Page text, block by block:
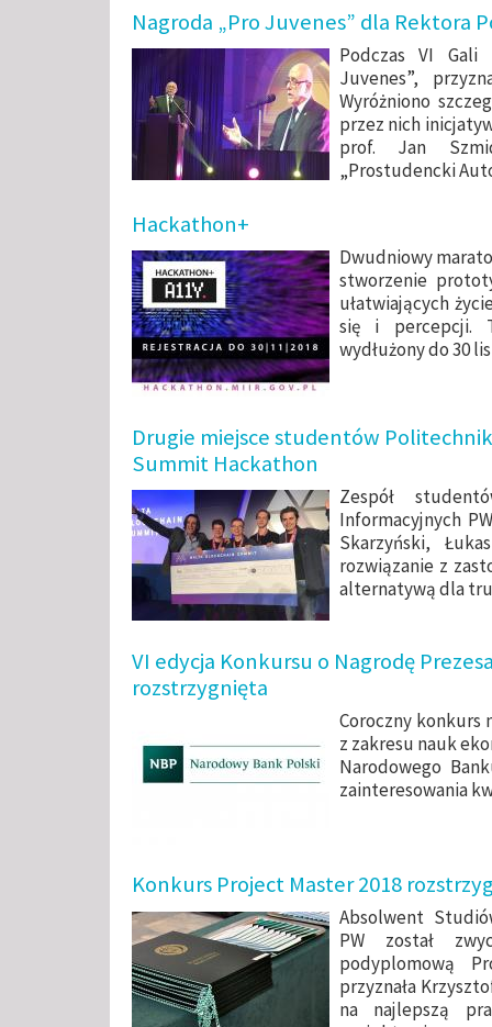
Nagroda „Pro Juvenes” dla Rektora
Podczas VI Gali
Juvenes”,
Wyróżniono
przez nich
prof. Jan
„Prostudencki
Hackathon+
Dwudniowy
stworzenie
ułatwiających
się i percepcji.
wydłużony do 30
Drugie miejsce studentów
Summit Hackathon
Zespół
Informacyjnych
Skarzyński,
rozwiązanie z
alternatywą dla
VI edycja Konkursu o Nagrodę
rozstrzygnięta
Coroczny konkurs
z zakresu nauk
Narodowego
zainteresowania
Konkurs Project Master 2018
Absolwent
PW został
podyplomową
przyznała
na najlepszą